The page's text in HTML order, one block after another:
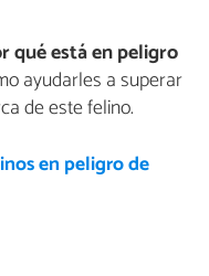
qué está en peligro
ayudarles a superar
de este felino.
en peligro de